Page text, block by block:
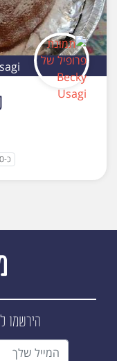
כ-30 דקות
הירשמו